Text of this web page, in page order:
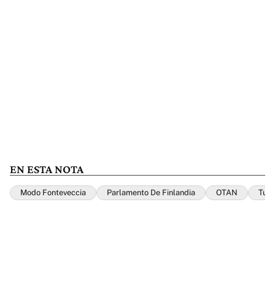
EN ESTA NOTA
Modo Fonteveccia Parlamento De Finlandia OTAN